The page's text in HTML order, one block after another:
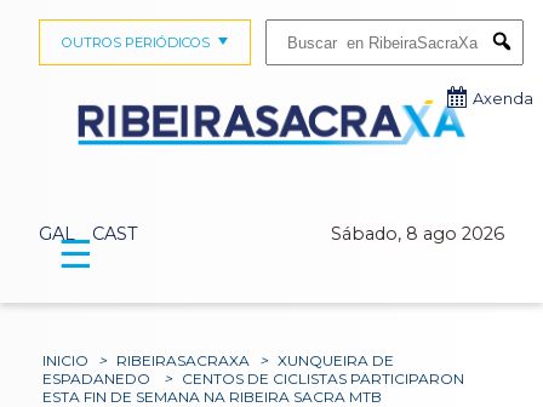
GAL CAST Sábado, 8 ago 2026
OUTROS PERIÓDICOS
Axenda
☰
INICIO > RIBEIRASACRAXA > XUNQUEIRA DE
ESPADANEDO
> CENTOS DE CICLISTAS PARTICIPARON
ESTA FIN DE SEMANA NA RIBEIRA SACRA MTB